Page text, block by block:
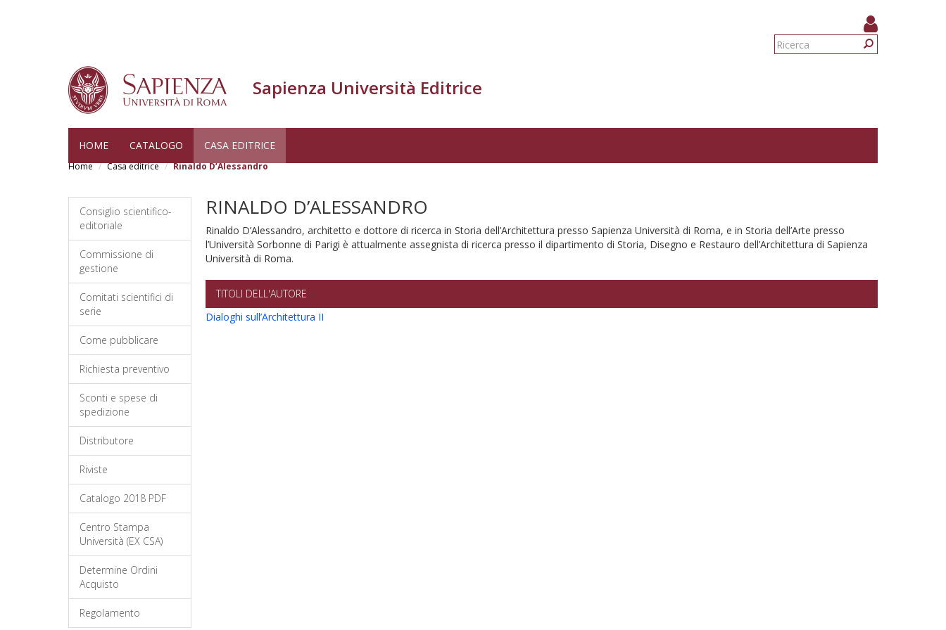
Form
Sapienza Università Editrice
HOME CATALOGO CASA EDITRICE
Home Casa editrice Rinaldo D’Alessandro
Consiglio scientifico-
editoriale
Commissione di
gestione
Comitati scientifici di
serie
Come pubblicare
Richiesta preventivo
Sconti e spese di
spedizione
Distributore
Riviste
Catalogo 2018 PDF
Centro Stampa
Università (EX CSA)
Determine Ordini
Acquisto
Regolamento
RINALDO D’ALESSANDRO
Rinaldo D’Alessandro, architetto e dottore di ricerca in Storia dell’Architettura presso Sapienza Università di Roma, e in Storia dell’Arte presso
l’Università Sorbonne di Parigi è attualmente assegnista di ricerca presso il dipartimento di Storia, Disegno e Restauro dell’Architettura di Sapienza
Università di Roma.
TITOLI DELL'AUTORE
Dialoghi sull’Architettura II